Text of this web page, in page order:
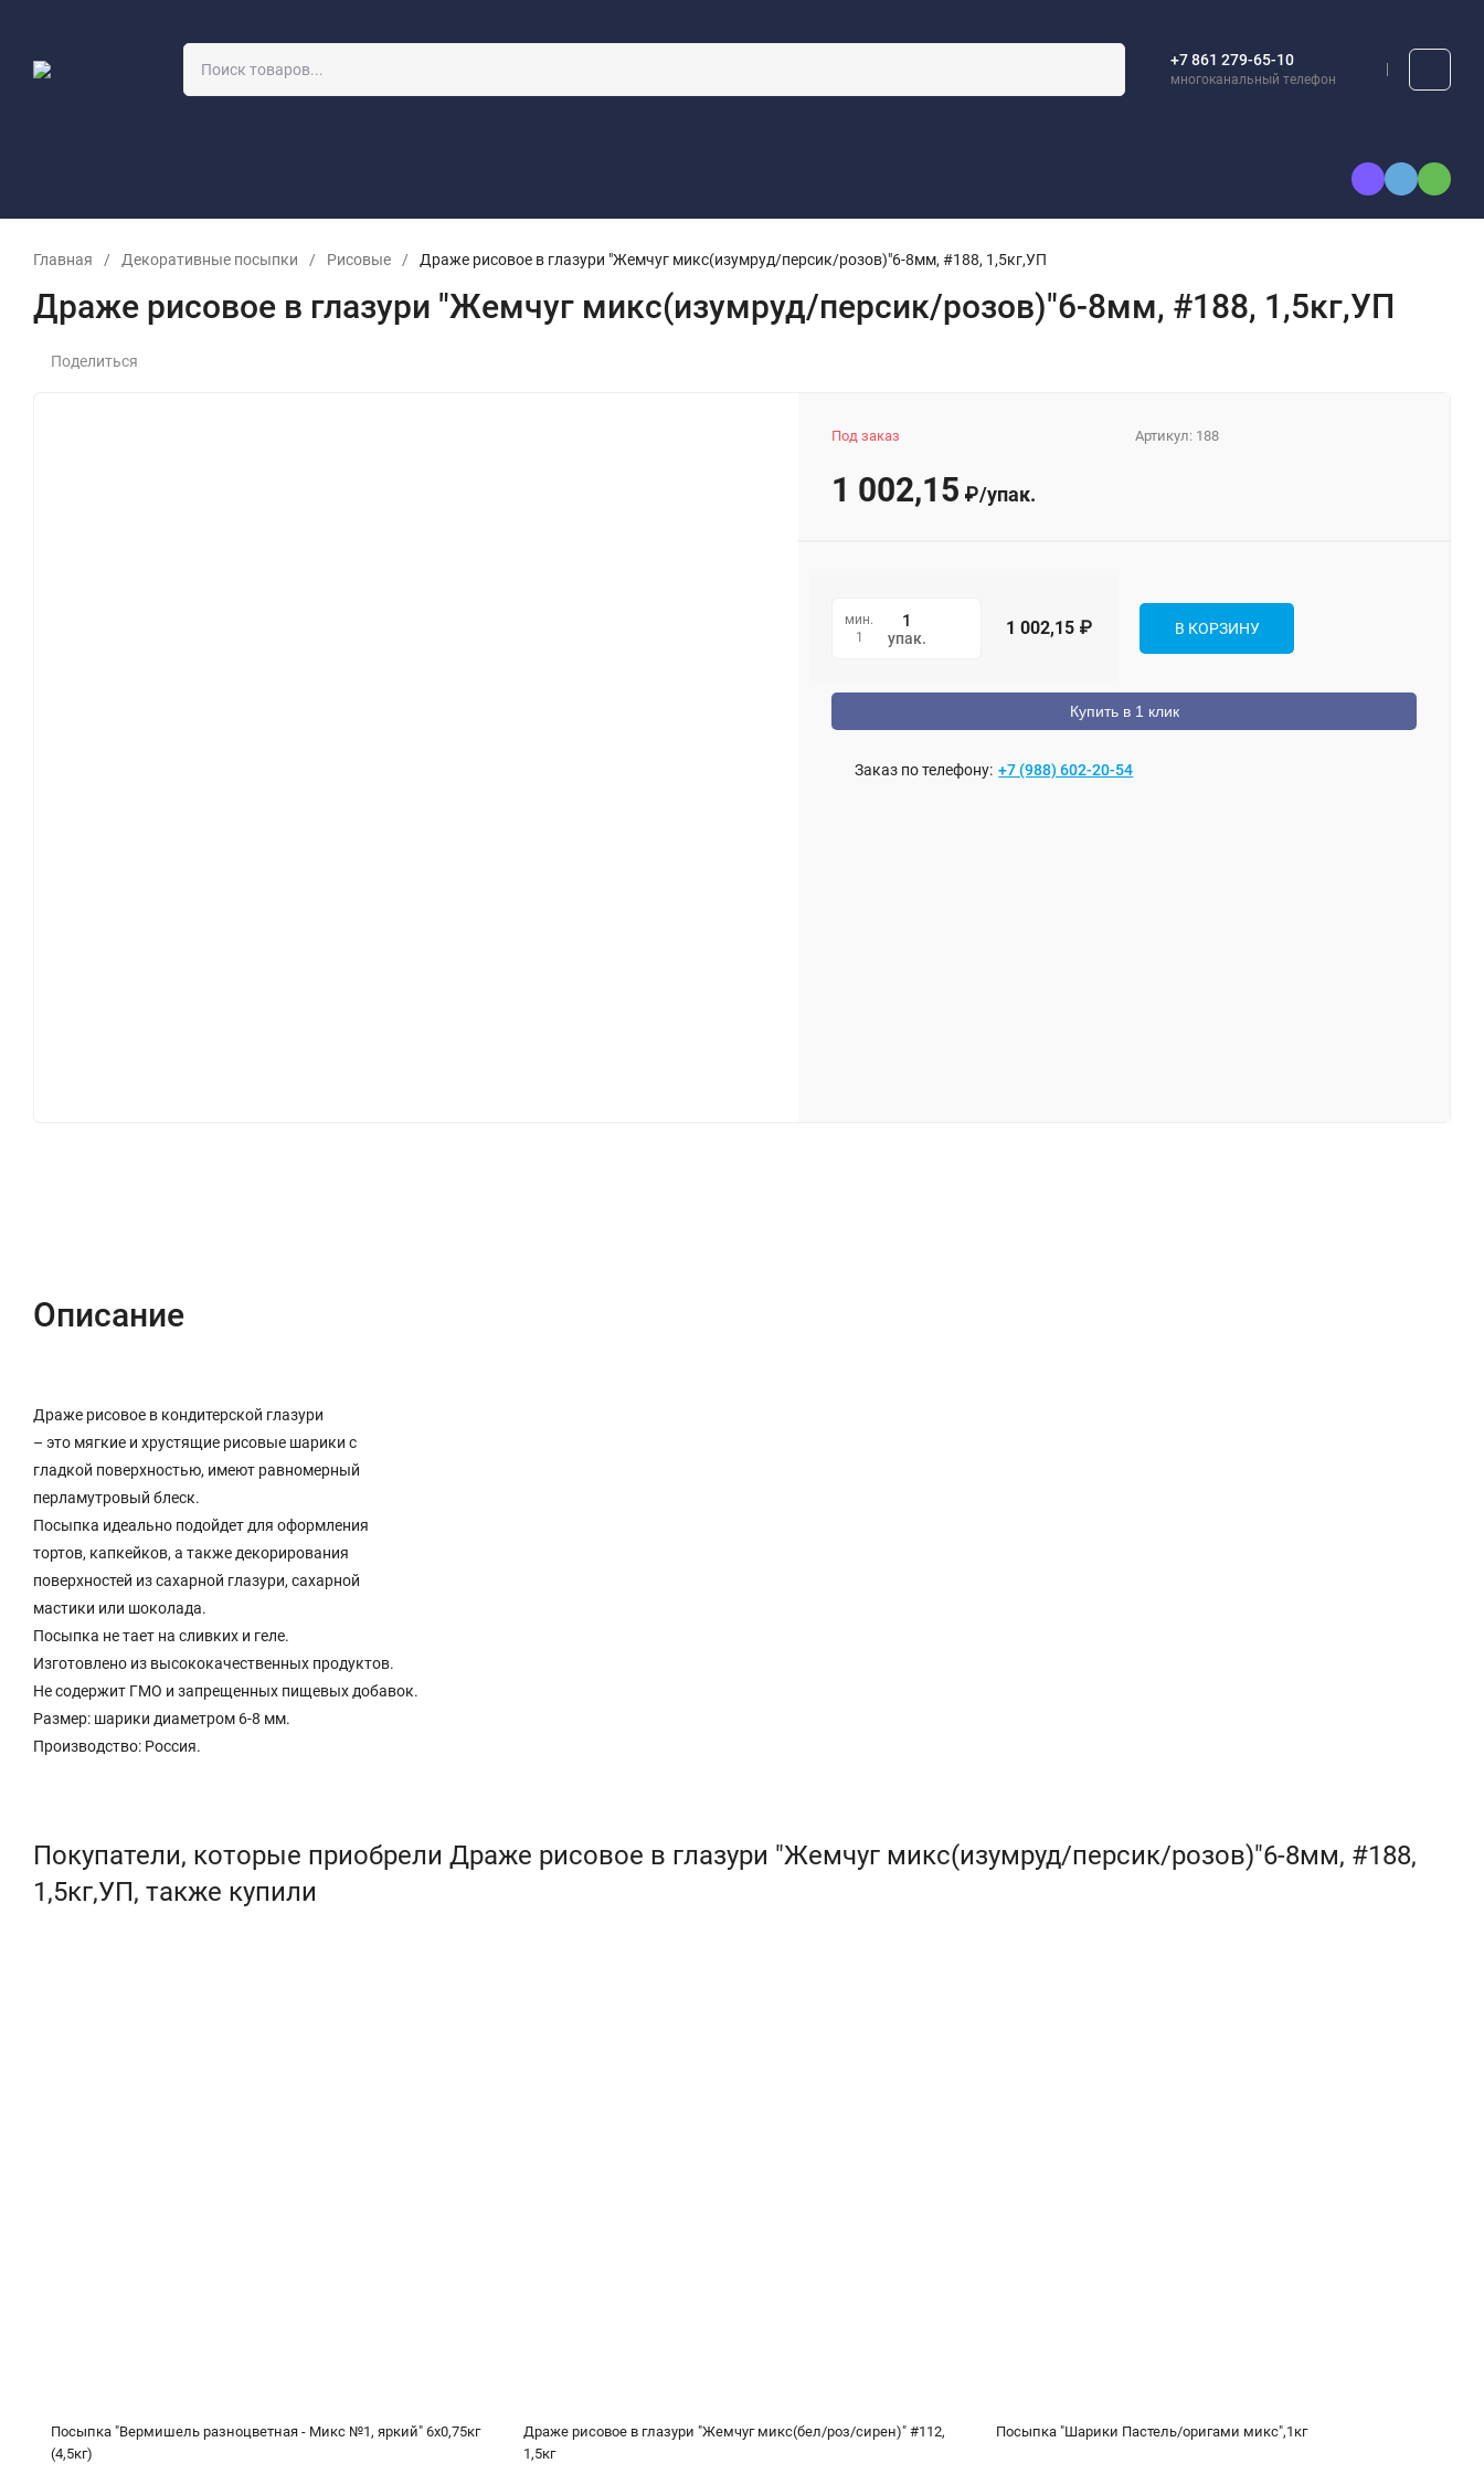
+7 861 279-65-10
многоканальный телефон
Главная / Декоративные посыпки / Рисовые / Драже рисовое в глазури "Жемчуг микс(изумруд/персик/розов)"6-8мм, #188, 1,5кг,УП
Драже рисовое в глазури "Жемчуг микс(изумруд/персик/розов)"6-8мм, #188, 1,5кг,УП
Поделиться
Артикул: 188
Под заказ
1 002,15 ₽/упак.
мин.
1
упак. 1 002,15 ₽ В КОРЗИНУ
Купить в 1 клик
Заказ по телефону: +7 (988) 602-20-54
Описание
Драже рисовое в кондитерской глазури
– это мягкие и хрустящие рисовые шарики с
гладкой поверхностью, имеют равномерный
перламутровый блеск.
Посыпка идеально подойдет для оформления
тортов, капкейков, а также декорирования
поверхностей из сахарной глазури, сахарной
мастики или шоколада.
Посыпка не тает на сливких и геле.
Изготовлено из высококачественных продуктов.
Не содержит ГМО и запрещенных пищевых добавок.
Размер: шарики диаметром 6-8 мм.
Производство: Россия.
Покупатели, которые приобрели Драже рисовое в глазури "Жемчуг микс(изумруд/персик/розов)"6-8мм, #188,
1,5кг,УП, также купили
Посыпка "Вермишель разноцветная - Микс №1, яркий" 6х0,75кг
(4,5кг)
Драже рисовое в глазури "Жемчуг микс(бел/роз/сирен)" #112,
1,5кг
Посыпка "Шарики Пастель/оригами микс",1кг